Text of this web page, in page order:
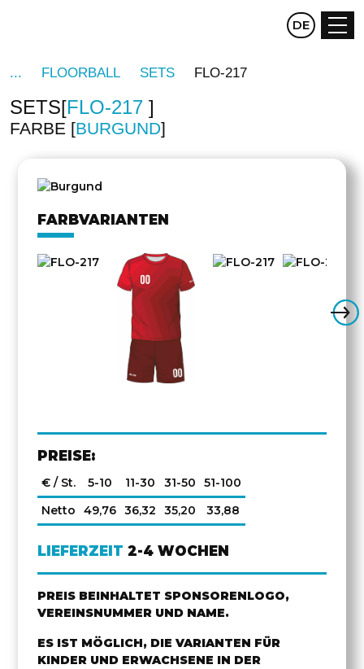
CZ EN
DE
FLOORBALL SETS FLO-217
SETS FLO-217
FARBE BURGUND
FARBVARIANTEN
PREISE:
€ / St. 5-10 11-30 31-50
51-100
Netto
49,76 36,32 35,20 33,88
LIEFERZEIT 2-4 WOCHEN
PREIS BEINHALTET SPONSORENLOGO,
VEREINSNUMMER UND NAME.
ES IST MÖGLICH, DIE VARIANTEN FÜR
KINDER UND ERWACHSENE IN DER